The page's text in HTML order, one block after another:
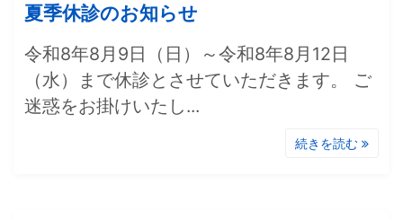
夏季休診のお知らせ
令和8年8月9日（日）～令和8年8月12日
（水）まで休診とさせていただきます。 ご
迷惑をお掛けいたし...
続きを読む